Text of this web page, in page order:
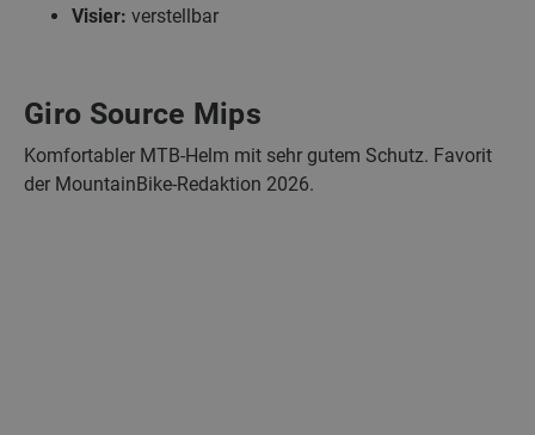
Visier: verstellbar
Giro Source Mips
Komfortabler MTB-Helm mit sehr gutem Schutz. Favorit
der MountainBike-Redaktion 2026.